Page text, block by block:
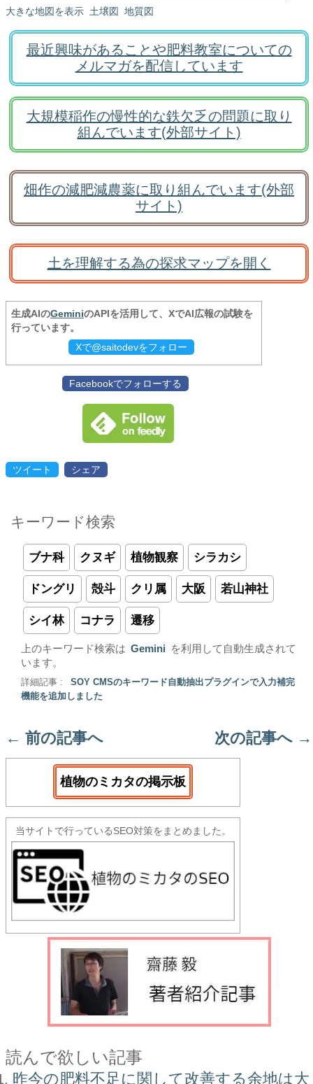
大きな地図を表示 土壌図 地質図
最近興味があることや肥料教室についての
メルマガを配信しています
大規模稲作の慢性的な鉄欠乏の問題に取り
組んでいます(外部サイト)
畑作の減肥減農薬に取り組んでいます(外部
サイト)
土を理解する為の探求マップを開く
生成AIのGeminiのAPIを活用して、XでAI広報の試験を
行っています。
Xで@saitodevをフォロー
Facebookでフォローする
ツイート シェア
キーワード検索
ブナ科 クヌギ 植物観察 シラカシ
ドングリ 殻斗 クリ属 大阪 若山神社
シイ林 コナラ 遷移
上のキーワード検索は Gemini
を利用して自動生成されて
います。
詳細記事 :
SOY CMSのキーワード自動抽出プラグインで入力補完
機能を追加しました
← 前の記事へ 次の記事へ →
植物のミカタの掲示板
当サイトで行っているSEO対策をまとめました。
読んで欲しい記事
昨今の肥料不足に関して改善する余地は大